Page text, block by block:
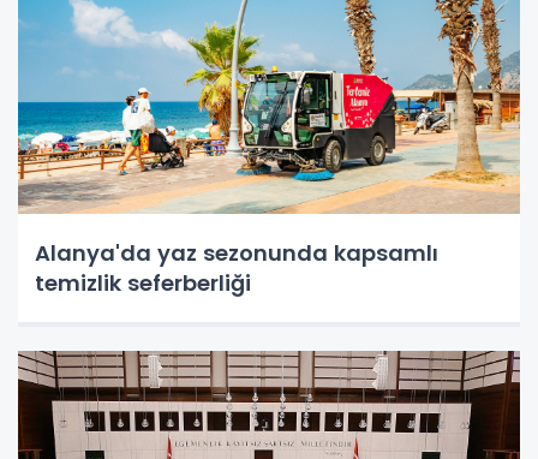
Alanya'da yaz sezonunda kapsamlı
temizlik seferberliği